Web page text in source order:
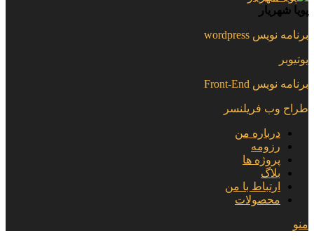
پویا شهریار
برنامه نویس wordpress
یوتیوبر
برنامه نویس Front-End
طراح وب فریلنسر
درباره من
رزومه
پروژه ها
بلاگ
ارتباط با من
محصولات
منو